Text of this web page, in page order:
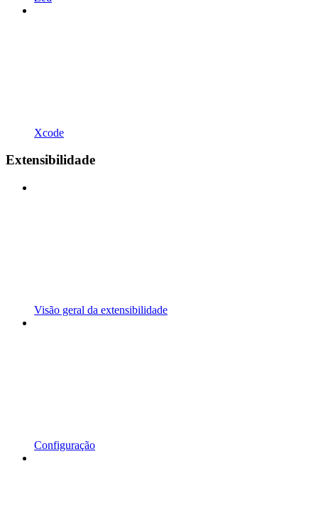
Xcode
Extensibilidade
Visão geral da extensibilidade
Configuração